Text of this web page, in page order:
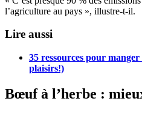
l’agriculture au pays », illustre-t-il.
Lire aussi
35 ressources pour
plaisirs!)
Bœuf à l’herbe :